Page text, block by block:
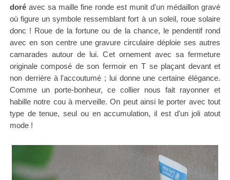
doréavec sa maille fine ronde est munit d'un médaillon gravé
où figure un symbole ressemblant fort à un soleil, roue solaire
donc ! Roue de la fortune ou de la chance, le pendentif rond
avec en son centre une gravure circulaire déploie ses autres
camarades autour de lui. Cet ornement avec sa fermeture
originale composé de son fermoir en T se plaçant devant et
non derrière à l'accoutumé ; lui donne une certaine élégance.
Comme un porte-bonheur, ce collier nous fait rayonner et
habille notre cou à merveille. On peut ainsi le porter avec tout
type de tenue, seul ou en accumulation, il est d'un joli atout
mode !